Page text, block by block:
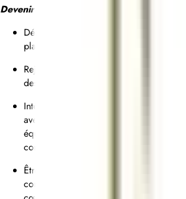
Devenir un(e) As de Pic, c’est :
Découvrir la cuisine bistronomique de
plat raconte une histoire, celle d’une
Rejoindre une équipe soudée et
des valeurs fortes : transmission,
Intégrer une maison qui valorise l’accès
avec des ateliers de formation réguliers
équipes autour des rituels de service,
connaissance du végétal, la
Être accompagné(e) dans la préparation
concours culinaires par des talents